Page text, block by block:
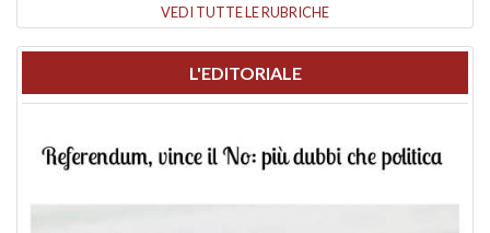
VEDI TUTTE LE RUBRICHE
L'EDITORIALE